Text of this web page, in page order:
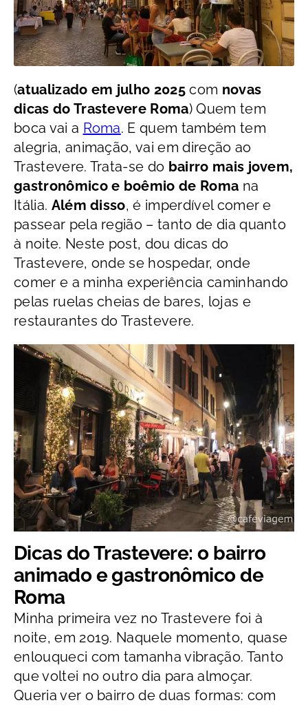
(atualizado em julho 2025com novas
dicas do Trastevere Roma) Quem tem
boca vai a Roma. E quem também tem
alegria, animação, vai em direção ao
Trastevere. Trata-se do bairro mais jovem,
gastronômico e boêmio de Roma na
Itália. Além disso, é imperdível comer e
passear pela região – tanto de dia quanto
à noite. Neste post, dou dicas do
Trastevere, onde se hospedar, onde
comer e a minha experiência caminhando
pelas ruelas cheias de bares, lojas e
restaurantes do Trastevere.
Dicas do Trastevere: o bairro
animado e gastronômico de
Roma
Minha primeira vez no Trastevere foi à
noite, em 2019. Naquele momento, quase
enlouqueci com tamanha vibração. Tanto
que voltei no outro dia para almoçar.
Queria ver o bairro de duas formas: com